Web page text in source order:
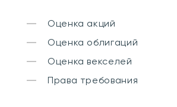
Оценка акций
Оценка облигаций
Оценка векселей
Права требования